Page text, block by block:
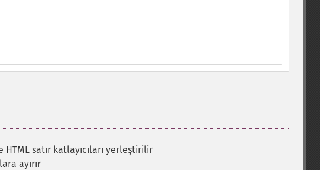
HTML satır katlayıcıları yerleştirilir
ayırır